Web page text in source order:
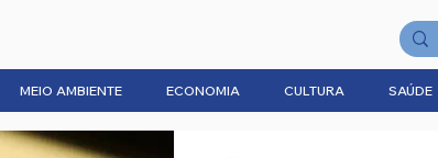
MEIO AMBIENTE ECONOMIA CULTURA SAÚDE